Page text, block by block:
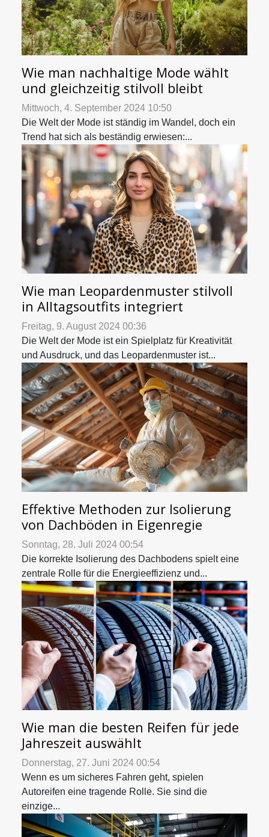
Wie man nachhaltige Mode wählt
und gleichzeitig stilvoll bleibt
Mittwoch, 4. September 2024 10:50
Die Welt der Mode ist ständig im Wandel, doch ein
Trend hat sich als beständig erwiesen:...
Wie man Leopardenmuster stilvoll
in Alltagsoutfits integriert
Freitag, 9. August 2024 00:36
Die Welt der Mode ist ein Spielplatz für Kreativität
und Ausdruck, und das Leopardenmuster ist...
Effektive Methoden zur Isolierung
von Dachböden in Eigenregie
Sonntag, 28. Juli 2024 00:54
Die korrekte Isolierung des Dachbodens spielt eine
zentrale Rolle für die Energieeffizienz und...
Wie man die besten Reifen für jede
Jahreszeit auswählt
Donnerstag, 27. Juni 2024 00:54
Wenn es um sicheres Fahren geht, spielen
Autoreifen eine tragende Rolle. Sie sind die
einzige...